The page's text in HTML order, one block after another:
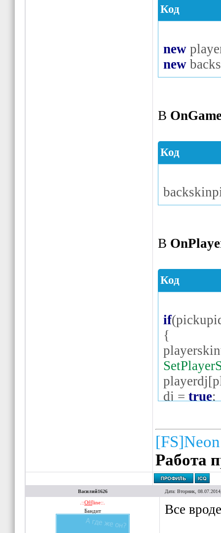
трека",
}
}
}
Код
new
new
В
Код
В
Код
if(
{
playerdj[
dj = true;
else if(
{
playerdj[
dj= false;
}
[FS]Neon
Работа
Василий1626 Дата: Вторник,
.::Offline::.
Бандит
Все